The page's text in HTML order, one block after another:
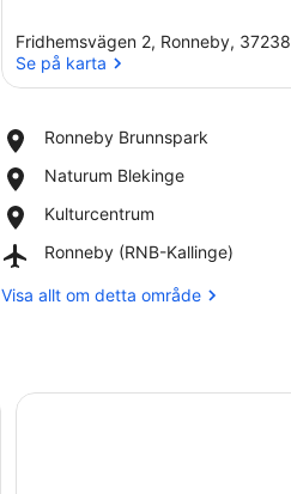
Fridhemsvägen 2, Ronneby, 37238
Se på karta
Ronneby Brunnspark
Place,
Brunnspark
Naturum Blekinge
Place,
Blekinge
Kulturcentrum
Place,
Ronneby (RNB-Kallinge)
Airport,
(RNB-
Visa allt om detta område